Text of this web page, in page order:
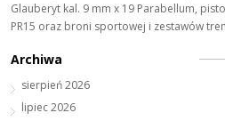
Glauberyt kal. 9 mm x 19 Parabellum,
PR15 oraz broni sportowej i zestawów
Archiwa
sierpień 2026
lipiec 2026